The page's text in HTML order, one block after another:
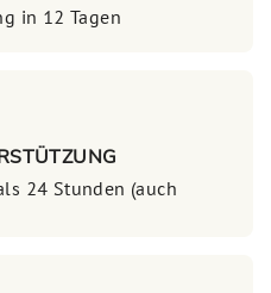
in 12 Tagen
24 Stunden (auch